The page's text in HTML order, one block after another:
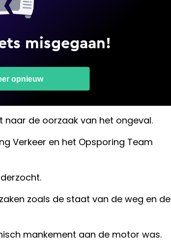
naar de oorzaak van het ongeval.
Verkeer en het Opsporing Team
zoals de staat van de weg en de
mankement aan de motor was.